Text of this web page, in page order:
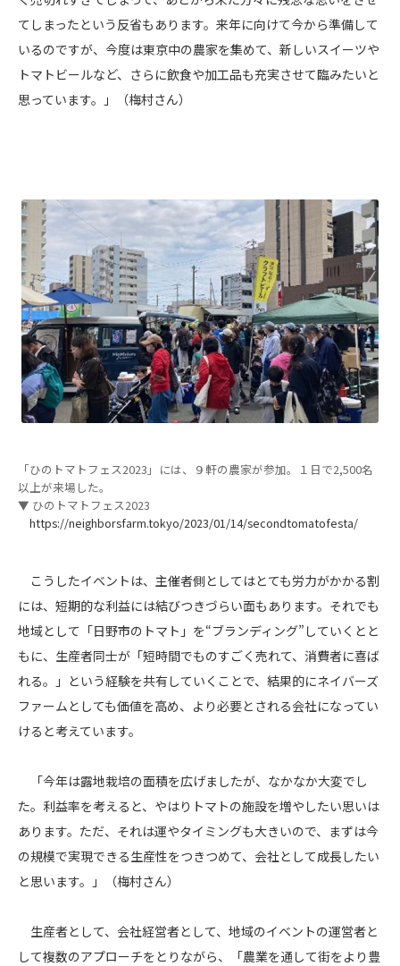
てしまったという反省もあります。来年に向けて今から準備して
いるのですが、今度は東京中の農家を集めて、新しいスイーツや
トマトビールなど、さらに飲食や加工品も充実させて臨みたいと
思っています。」（梅村さん）
「ひのトマトフェス2023」には、９軒の農家が参加。１日で2,500名
以上が来場した。
▼ ひのトマトフェス2023
https://neighborsfarm.tokyo/2023/01/14/secondtomatofesta/
こうしたイベントは、主催者側としてはとても労力がかかる割
には、短期的な利益には結びつきづらい面もあります。それでも
地域として「日野市のトマト」を“ブランディング”していくとと
もに、生産者同士が「短時間でものすごく売れて、消費者に喜ば
れる。」という経験を共有していくことで、結果的にネイバーズ
ファームとしても価値を高め、より必要とされる会社になってい
けると考えています。
「今年は露地栽培の面積を広げましたが、なかなか大変でし
た。利益率を考えると、やはりトマトの施設を増やしたい思いは
あります。ただ、それは運やタイミングも大きいので、まずは今
の規模で実現できる生産性をつきつめて、会社として成長したい
と思います。」（梅村さん）
生産者として、会社経営者として、地域のイベントの運営者と
して複数のアプローチをとりながら、「農業を通して街をより豊